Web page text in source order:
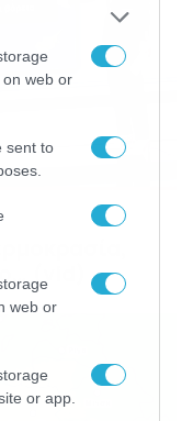
web or
sent to
web or
or app.
(vid)